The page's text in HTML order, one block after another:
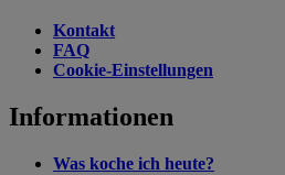
Kontakt
FAQ
Cookie-Einstellungen
Informationen
Was koche ich heute?